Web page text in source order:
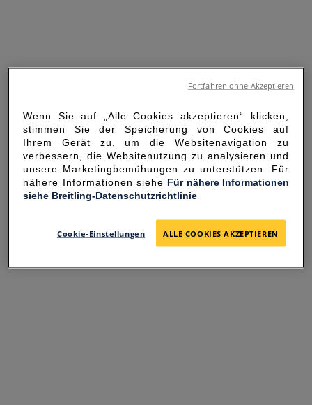
SORRY FOR THE
INCONVENIENCE
Wenn Sie auf „Alle Cookies akzeptieren“ klicken,
stimmen Sie der Speicherung von Cookies auf
Ihrem Gerät zu, um die Websitenavigation zu
verbessern, die Websitenutzung zu analysieren und
unsere Marketingbemühungen zu unterstützen. Für
nähere Informationen siehe Für nähere Informationen
siehe Breitling-Datenschutzrichtlinie
Cookie-Einstellungen ALLE COOKIES AKZEPTIEREN
Fortfahren ohne Akzeptieren